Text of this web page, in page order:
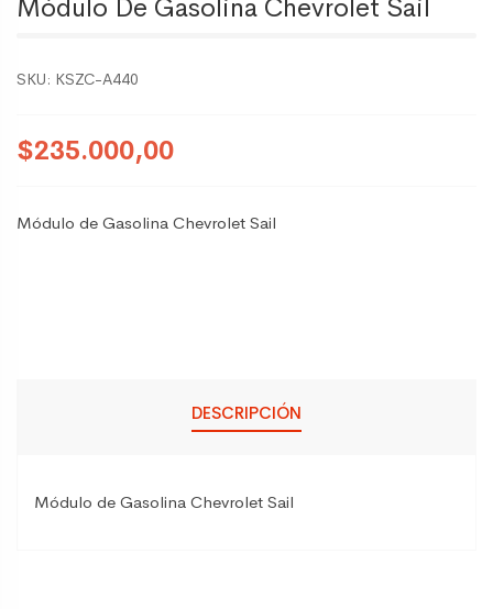
Módulo De Gasolina Chevrolet Sail
SKU: KSZC-A440
$235.000,00
Módulo de Gasolina Chevrolet Sail
DESCRIPCIÓN
Módulo de Gasolina Chevrolet Sail